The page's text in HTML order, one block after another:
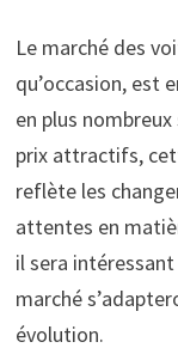
Le marché des
qu’occasion, est
en plus
prix attractifs,
reflète les
attentes en
il sera
marché
évolution.